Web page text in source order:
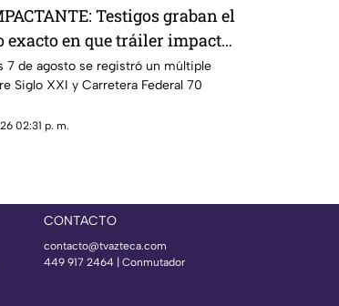
Testigos graban el
exacto en que tráiler impacta
en Aguascalientes
7 de agosto se registró un múltiple
Siglo XXI y Carretera Federal 70
02:31 p. m.
CONTACTO
contacto@tvazteca.com
449 917 2464 | Conmutador